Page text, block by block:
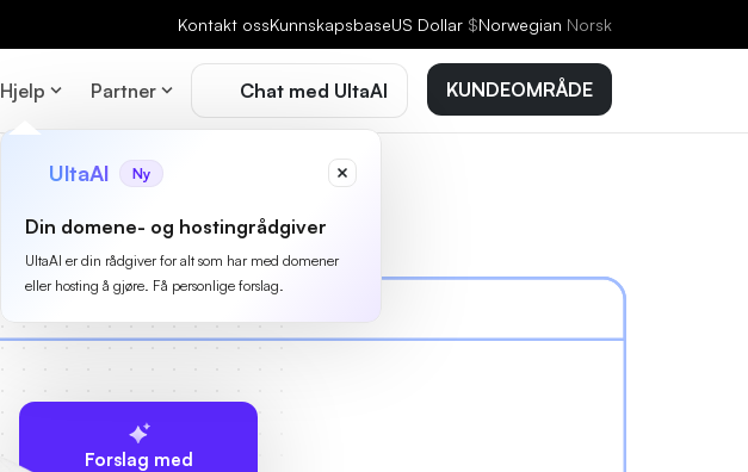
Kontakt ossKunnskapsbaseUS Dollar $Norwegian Norsk
Hjelp Partner Chat med UltaAI
UltaAI Ny
Din domene- og hostingrådgiver
UltaAI er din rådgiver for alt som har med domener
eller hosting å gjøre. Få personlige forslag.
KUNDEOMRÅDE
Forslag med